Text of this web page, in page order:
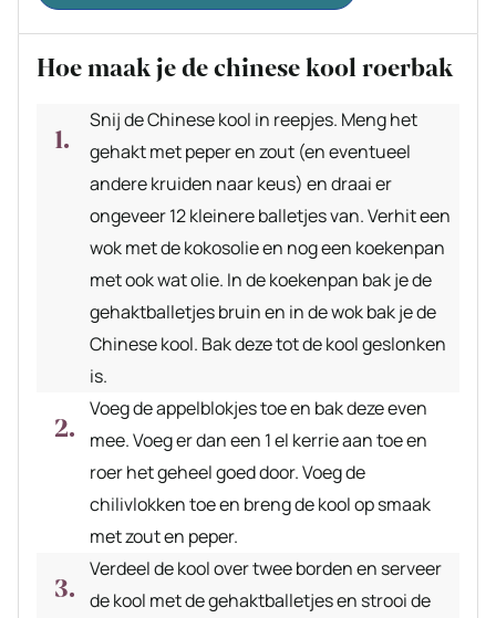
Hoe maak je de chinese kool roerbak
Snij de Chinese kool in reepjes. Meng het
gehakt met peper en zout (en eventueel
andere kruiden naar keus) en draai er
ongeveer 12 kleinere balletjes van. Verhit een
wok met de kokosolie en nog een koekenpan
met ook wat olie. In de koekenpan bak je de
gehaktballetjes bruin en in de wok bak je de
Chinese kool. Bak deze tot de kool geslonken
is.
Voeg de appelblokjes toe en bak deze even
mee. Voeg er dan een 1 el kerrie aan toe en
roer het geheel goed door. Voeg de
chilivlokken toe en breng de kool op smaak
met zout en peper.
Verdeel de kool over twee borden en serveer
de kool met de gehaktballetjes en strooi de